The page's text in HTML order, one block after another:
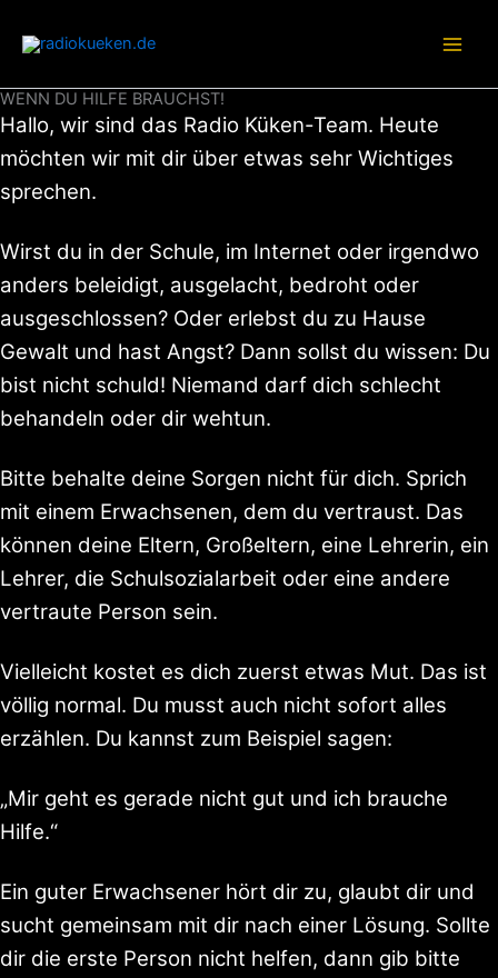
Inhalt
WENN DU HILFE BRAUCHST!
Hallo, wir sind das Radio Küken-Team. Heute
möchten wir mit dir über etwas sehr Wichtiges
sprechen.
Wirst du in der Schule, im Internet oder irgendwo
anders beleidigt, ausgelacht, bedroht oder
ausgeschlossen? Oder erlebst du zu Hause
Gewalt und hast Angst? Dann sollst du wissen: Du
bist nicht schuld! Niemand darf dich schlecht
behandeln oder dir wehtun.
Bitte behalte deine Sorgen nicht für dich. Sprich
mit einem Erwachsenen, dem du vertraust. Das
können deine Eltern, Großeltern, eine Lehrerin, ein
Lehrer, die Schulsozialarbeit oder eine andere
vertraute Person sein.
Vielleicht kostet es dich zuerst etwas Mut. Das ist
völlig normal. Du musst auch nicht sofort alles
erzählen. Du kannst zum Beispiel sagen:
„Mir geht es gerade nicht gut und ich brauche
Hilfe.“
Ein guter Erwachsener hört dir zu, glaubt dir und
sucht gemeinsam mit dir nach einer Lösung. Sollte
dir die erste Person nicht helfen, dann gib bitte